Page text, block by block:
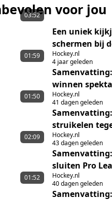
voor jou
03:52
Een uniek
schermen bij
Oranje
Hockey.nl
4 jaar geleden
01:59
winnen
Australië
Hockey.nl
41 dagen geleden
01:50
struikelen
shoot-outs
Hockey.nl
43 dagen geleden
02:09
sluiten Pro
Hockey.nl
40 dagen geleden
01:52